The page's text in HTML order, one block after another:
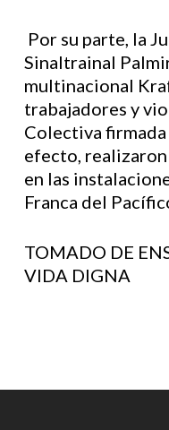
Por su parte, la
Sinaltrainal
multinacional
trabajadores y
Colectiva
efecto, realizaron
en las
Franca del
TOMADO DE
VIDA DIGNA